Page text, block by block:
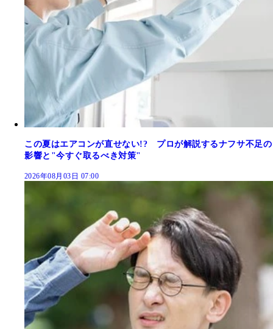
この夏はエアコンが直せない!? プロが解説するナフサ不足の
影響と"今すぐ取るべき対策"
2026年08月03日 07:00